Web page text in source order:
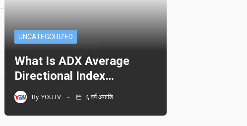
UNCATEGORIZED
What Is ADX Average
Directional Index…
By YOUTV ६ वर्ष अगाडि